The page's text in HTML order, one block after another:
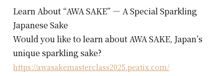
Learn About “AWA SAKE” — A Special Sparkling
Japanese Sake
Would you like to learn about AWA SAKE, Japan’s
unique sparkling sake?
https://awasakemasterclass2025.peatix.com/